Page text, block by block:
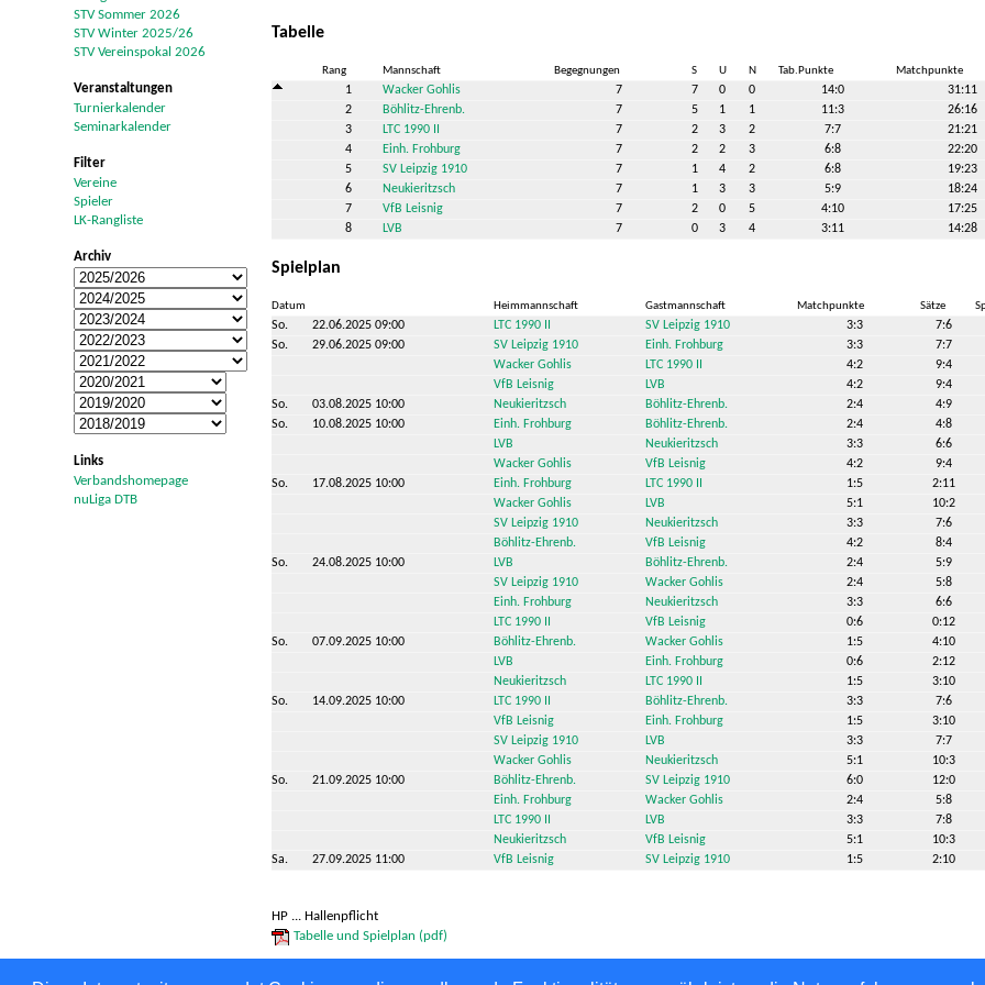
STV Sommer 2026
STV Winter 2025/26
STV Vereinspokal 2026
Veranstaltungen
Turnierkalender
Seminarkalender
Filter
Vereine
Spieler
LK-Rangliste
Archiv
Links
Verbandshomepage
nuLiga DTB
Tabelle
Rang Mannschaft Begegnungen S U N Tab.Punkte Matchpunkte
1 Wacker Gohlis 7 7 0 0 14:0
31:11
2
Böhlitz-Ehrenb. 7 5 1 1 11:3
26:16
3
LTC 1990 II 7 2 3 2 7:7
21:21
4
Einh. Frohburg 7 2 2 3 6:8
22:20
5
SV Leipzig 1910 7 1 4 2 6:8
19:23
6
Neukieritzsch 7 1 3 3 5:9
18:24
7
VfB Leisnig 7 2 0 5 4:10
17:25
8
LVB 7 0 3 4 3:11 14:28
Spielplan
Datum Heimmannschaft Gastmannschaft Matchpunkte Sätze
So. 22.06.2025 09:00 LTC 1990 II SV Leipzig 1910 3:3
7:6
So.
29.06.2025 09:00 SV Leipzig 1910 Einh. Frohburg 3:3
7:7
Wacker Gohlis
LTC 1990 II 4:2
9:4
VfB Leisnig
LVB 4:2
9:4
So.
03.08.2025 10:00 Neukieritzsch Böhlitz-Ehrenb. 2:4
4:9
So.
10.08.2025 10:00 Einh. Frohburg Böhlitz-Ehrenb. 2:4
4:8
LVB
Neukieritzsch 3:3
6:6
Wacker Gohlis
VfB Leisnig 4:2
9:4
So.
17.08.2025 10:00 Einh. Frohburg LTC 1990 II 1:5
2:11
Wacker Gohlis
LVB 5:1
10:2
SV Leipzig 1910
Neukieritzsch 3:3
7:6
Böhlitz-Ehrenb.
VfB Leisnig 4:2
8:4
So.
24.08.2025 10:00 LVB Böhlitz-Ehrenb. 2:4
5:9
SV Leipzig 1910
Wacker Gohlis 2:4
5:8
Einh. Frohburg
Neukieritzsch 3:3
6:6
LTC 1990 II
VfB Leisnig 0:6
0:12
So.
07.09.2025 10:00 Böhlitz-Ehrenb. Wacker Gohlis 1:5
4:10
LVB
Einh. Frohburg 0:6
2:12
Neukieritzsch
LTC 1990 II 1:5
3:10
So.
14.09.2025 10:00 LTC 1990 II Böhlitz-Ehrenb. 3:3
7:6
VfB Leisnig
Einh. Frohburg 1:5
3:10
SV Leipzig 1910
LVB 3:3
7:7
Wacker Gohlis
Neukieritzsch 5:1
10:3
So.
21.09.2025 10:00 Böhlitz-Ehrenb. SV Leipzig 1910 6:0
12:0
Einh. Frohburg
Wacker Gohlis 2:4
5:8
LTC 1990 II
LVB 3:3
7:8
Neukieritzsch
VfB Leisnig 5:1
10:3
Sa.
27.09.2025 11:00 VfB Leisnig SV Leipzig 1910 1:5 2:10
HP ... Hallenpflicht
Tabelle und Spielplan (pdf)